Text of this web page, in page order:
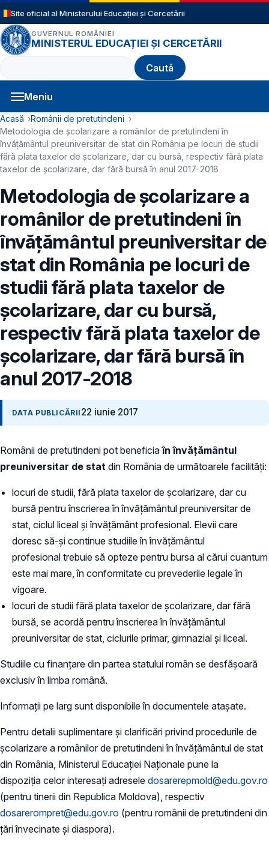
Sari la conținutul principal
Site oficial al Ministerului Educației și Cercetării
GUVERNUL ROMÂNIEI
MINISTERUL EDUCAȚIEI ȘI CERCETĂRII
Caută
Meniu
Navigație principală
Cale de navigare
Acasă
Românii de pretutindeni
Metodologia de școlarizare a românilor de pretutindeni în
învăţământul preuniversitar de stat din România pe locuri de studii
fără plata taxelor de școlarizare, dar cu bursă, respectiv fără plata
taxelor de școlarizare, dar fără bursă în anul 2017-2018
Metodologia de școlarizare a
românilor de pretutindeni în
învăţământul preuniversitar de
stat din România pe locuri de
studii fără plata taxelor de
școlarizare, dar cu bursă,
respectiv fără plata taxelor de
școlarizare, dar fără bursă în
anul 2017-2018
DATA PUBLICĂRII 22 iunie 2017
Românii de pretutindeni pot beneficiaîn învățământul
preuniversitar de stat din România de următoarele facilități:
locuri de studii, fără plata taxelor de școlarizare, dar cu
bursă pentru înscrierea în învățământul preuniversitar de
stat, ciclul liceal și învățământ profesional. Elevii care
doresc să-și continue studiile în învățământul
profesional trebuie să opteze pentru bursa al cărui cuantum
este mai mare, în conformitate cu prevederile legale în
vigoare.
locuri de studii fără plata taxelor de școlarizare, dar fără
bursă, se acordă pentru înscrierea în învățământul
preuniversitar de stat, ciclurile primar, gimnazial şi liceal.
Studiile cu finanțare din partea statului român se desfășoară
exclusiv în limba română.
Informații pe larg sunt disponibile în documentele atașate.
Pentru detalii suplimentare și clarificări privind procedurile de
școlarizare a românilor de pretutindeni în învățământul de stat
din România, Ministerul Educaţiei Naționale pune la
dispoziția celor interesați adresele dosarerepmold@edu.gov.ro
(pentru tinerii din Republica Moldova), respectiv
dosarerompret@edu.gov.ro (pentru românii de pretutindeni din
țări învecinate și diaspora).